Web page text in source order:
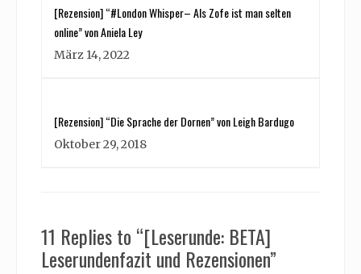
[Rezension] “#London Whisper– Als Zofe ist man selten
online” von Aniela Ley
März 14, 2022
[Rezension] “Die Sprache der Dornen” von Leigh Bardugo
Oktober 29, 2018
11 Replies to “[Leserunde: BETA]
Leserundenfazit und Rezensionen”